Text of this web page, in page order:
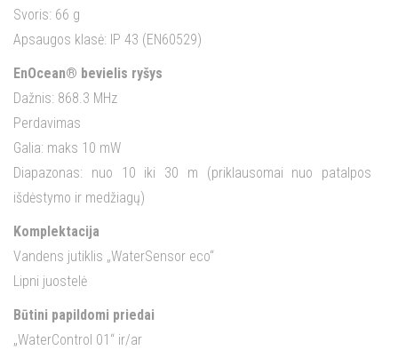
Svoris: 66 g
Apsaugos klasė: IP 43 (EN60529)
EnOcean® bevielis ryšys
Dažnis: 868.3 MHz
Perdavimas
Galia: maks 10 mW
Diapazonas: nuo 10 iki 30 m (priklausomai nuo patalpos
išdėstymo ir medžiagų)
Komplektacija
Vandens jutiklis „WaterSensor eco“
Lipni juostelė
Būtini papildomi priedai
„WaterControl 01“ ir/ar